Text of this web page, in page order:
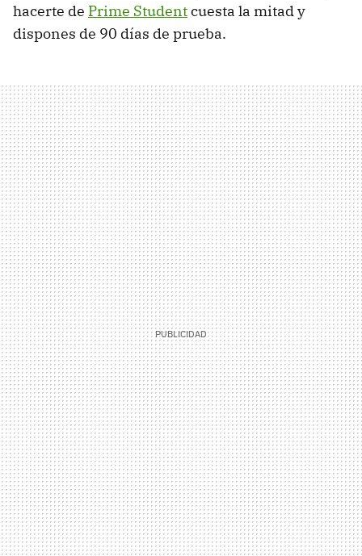
hacerte de Prime Studentcuesta la mitad y
dispones de 90 días de prueba.